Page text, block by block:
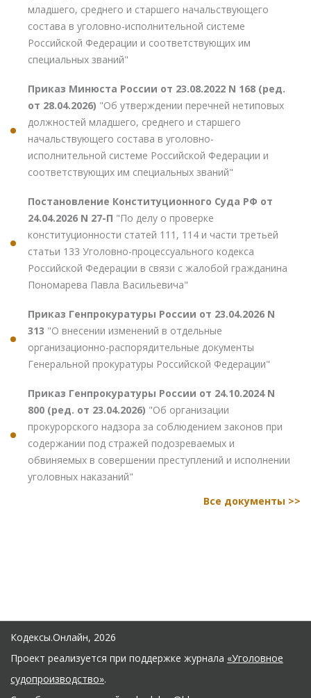
младшего, среднего и старшего начальствующего
состава в уголовно-исполнительной системе
Российской Федерации и соответствующих им
специальных званий"
Приказ Минюста России от 23.08.2022 N 168 (ред.
от 28.04.2026) "Об утверждении перечней нетиповых
должностей младшего, среднего и старшего
начальствующего состава в уголовно-
исполнительной системе Российской Федерации и
соответствующих им специальных званий"
Постановление Конституционного Суда РФ от
24.04.2026 N 27-П "По делу о проверке
конституционности статей 111, 114 и части третьей
статьи 133 Уголовно-процессуального кодекса
Российской Федерации в связи с жалобой гражданина
Пономарева Павла Васильевича"
Приказ Генпрокуратуры России от 23.04.2026 N
313 "О внесении изменений в отдельные
организационно-распорядительные документы
Генеральной прокуратуры Российской Федерации"
Приказ Генпрокуратуры России от 24.10.2024 N
800 (ред. от 23.04.2026) "Об организации
прокурорского надзора за соблюдением законов при
содержании под стражей подозреваемых и
обвиняемых в совершении преступлений и исполнении
уголовных наказаний"
Все документы >>
Кодексы.Онлайн, 2026
Проект реализуется при поддержке журнала «Уголовное
судопроизводство».